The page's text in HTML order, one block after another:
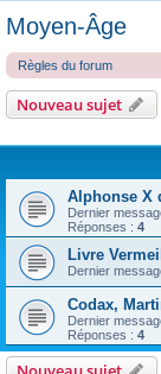
Moyen-Âge
Règles du forum
Nouveau sujet
Alphonse X
Dernier
Réponses : 4
Livre
Dernier
Codax,
Dernier
Réponses : 4